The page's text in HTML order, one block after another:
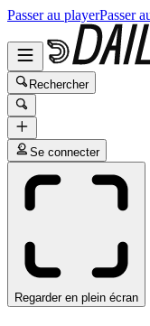
Passer au playerPasser
Rechercher
Se connecter
Regarder en plein écran